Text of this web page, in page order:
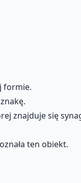
formie.
znajduje się
ten obiekt.